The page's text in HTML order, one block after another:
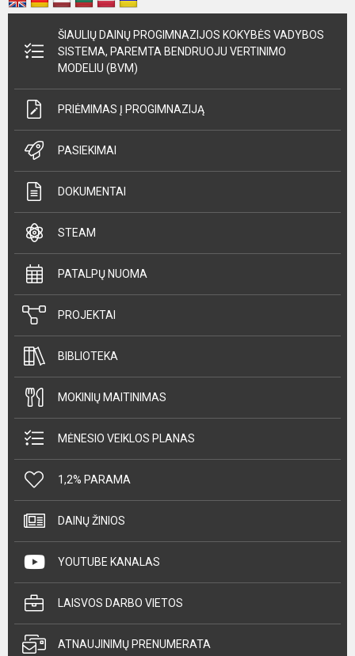
ŠIAULIŲ DAINŲ PROGIMNAZIJOS KOKYBĖS VADYBOS
SISTEMA, PAREMTA BENDRUOJU VERTINIMO
MODELIU (BVM)
PRIĖMIMAS Į PROGIMNAZIJĄ
PASIEKIMAI
DOKUMENTAI
STEAM
PATALPŲ NUOMA
PROJEKTAI
BIBLIOTEKA
MOKINIŲ MAITINIMAS
MĖNESIO VEIKLOS PLANAS
1,2% PARAMA
DAINŲ ŽINIOS
YOUTUBE KANALAS
LAISVOS DARBO VIETOS
ATNAUJINIMŲ PRENUMERATA